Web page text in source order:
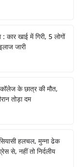
कार खाई में गिरी, 5 लोगों
जारी
के छात्र की मौत,
तोड़ा दम
हलचल, मुन्ना ढेक
से, नहीं तो निर्दलीय